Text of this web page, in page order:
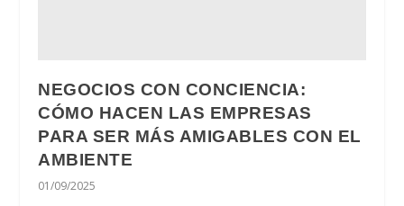
NEGOCIOS CON CONCIENCIA:
CÓMO HACEN LAS EMPRESAS
PARA SER MÁS AMIGABLES CON EL
AMBIENTE
01/09/2025